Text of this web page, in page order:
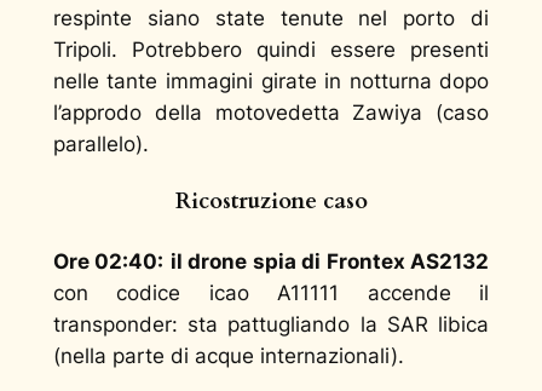
respinte siano state tenute nel porto di
Tripoli. Potrebbero quindi essere presenti
nelle tante immagini girate in notturna dopo
l’approdo della motovedetta Zawiya (caso
parallelo).
Ricostruzione caso
Ore 02:40: il drone spia di Frontex AS2132
con codice icao A11111 accende il
transponder: sta pattugliando la SAR libica
(nella parte di acque internazionali).